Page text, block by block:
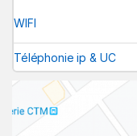
WIFI
Téléphonie ip & UC